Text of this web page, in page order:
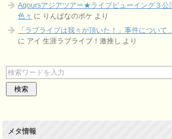
Aqoursアジアツアー★ライブビューイング３公
色々 に りんぱなのポケ より
「ラブライブは我々が頂いた！」事件につい
に アイ 生涯ラブライブ！激推し より
メタ情報